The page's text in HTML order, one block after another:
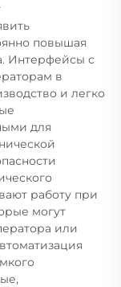
повышая
Интерфейсы с
в
и легко
для
работу при
могут
или